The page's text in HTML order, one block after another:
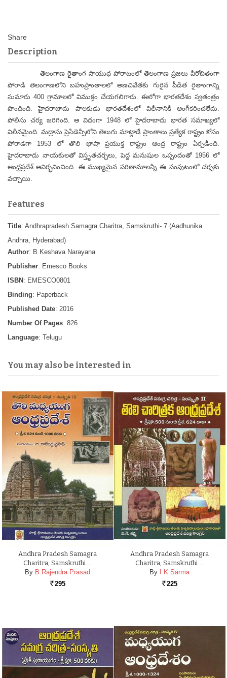
Description
తెలంగాణ రైతాంగ సాయుధ పోరాటంలో తెలంగాణ ప్రజలు వీరోచితంగా
పోరాడి తెలంగాణలోని బహుప్రాంతాలలో అణచివేతకు గురైన పీడిత రైతాంగాన్ని
సుమారు 400 గ్రామాలలో విముక్తం చేయగలిగారు. ఈలోగా భారతదేశం స్వతంత్రం
పొందింది. హైదరాబాదు పాలకుడు భారతదేశంలో విలీనానికి అంగీకరించలేదు.
పోలీసు చర్య జరిగింది. ఆ విధంగా 1948 లో హైదరాబాదు భారత సమాఖ్యలో
విలీనమైంది. మద్రాసు ప్రెసిడెన్సీలోని తెలుగు మాట్లాడే ప్రాంతాలు ప్రత్యేక రాష్ట్రం కోసం
పోరాడగా 1953 లో తొలి భాషా ప్రయుక్త రాష్ట్రం ఆంద్ర రాష్ట్రం ఏర్పడింది.
హైదరాబాదు నాయకులతో విస్తృతచర్చలు, పెద్ద మనుషుల ఒప్పందంతో 1956 లో
ఆంధ్రప్రదేశ్ ఆవిర్భవించింది. ఈ ముఖ్యమైన పరిణామాలన్నీ ఈ సంపుటంలో చర్చకు
వచ్చాయి.
Features
Title: Andhrapradesh Samagra Charitra, Samskruthi- 7 (Aadhunika
Andhra, Hyderabad)
Author: B Keshava Narayana
Publisher: Emesco Books
ISBN : EMESCO0801
Binding: Paperback
Published Date: 2016
Number Of Pages: 826
Language: Telugu
You may also be interested in
Andhra Pradesh Samagra
Charitra, Samskruthi …
By B Rajendra Prasad
Rs. 295
Andhra Pradesh Samagra
Charitra, Samskruthi …
By
I K Sarma
Rs. 225